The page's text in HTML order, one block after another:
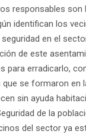
responsables son
identifican los
en el
de este
para erradicarlo,
se formaron en
sin ayuda
de la
del sector ya